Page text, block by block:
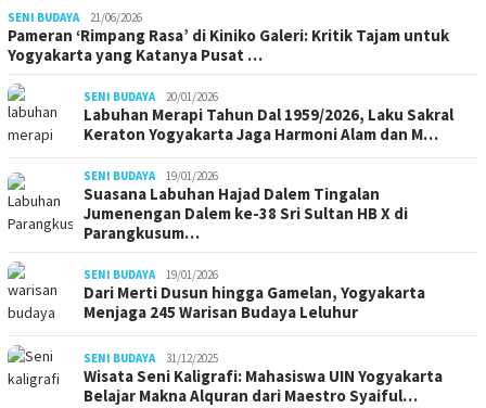
SENI BUDAYA 21/06/2026
Pameran ‘Rimpang Rasa’ di Kiniko Galeri: Kritik Tajam untuk
Yogyakarta yang Katanya Pusat …
SENI BUDAYA 20/01/2026
Labuhan Merapi Tahun Dal 1959/2026, Laku Sakral
Keraton Yogyakarta Jaga Harmoni Alam dan M…
SENI BUDAYA 19/01/2026
Suasana Labuhan Hajad Dalem Tingalan
Jumenengan Dalem ke-38 Sri Sultan HB X di
Parangkusum…
SENI BUDAYA 19/01/2026
Dari Merti Dusun hingga Gamelan, Yogyakarta
Menjaga 245 Warisan Budaya Leluhur
SENI BUDAYA 31/12/2025
Wisata Seni Kaligrafi: Mahasiswa UIN Yogyakarta
Belajar Makna Alquran dari Maestro Syaiful…